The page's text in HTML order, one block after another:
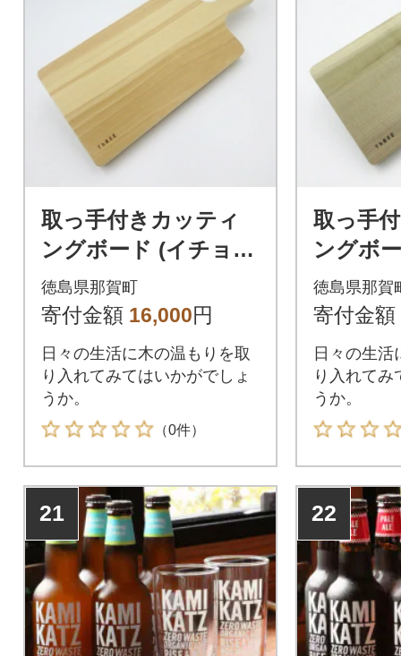
取っ手付きカッティ
ングボード (イチョ
ウ)
徳島県那賀町
寄付金額 16,000円
日々の生活に木の温もりを取
り入れてみてはいかがでしょ
うか。
（0件）
取っ手
ングボ
徳島県那賀
寄付金額
日々の生活
り入れてみ
うか。
21 22